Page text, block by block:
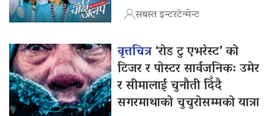
सबस्त इन्टरटेन्मेन्ट
वृत्तचित्र‘रोड टु एभरेस्ट’ को
टिजर र पोस्टर सार्वजनिक: उमेर
र सीमालाई चुनौती दिँदै
सगरमाथाको चुचुरोसम्मको यात्रा